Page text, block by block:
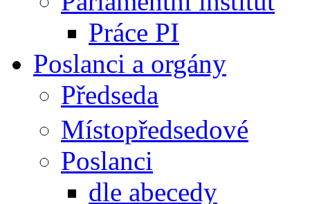
Práce PI
Poslanci a orgány
Předseda
Místopředsedové
Poslanci
dle abecedy